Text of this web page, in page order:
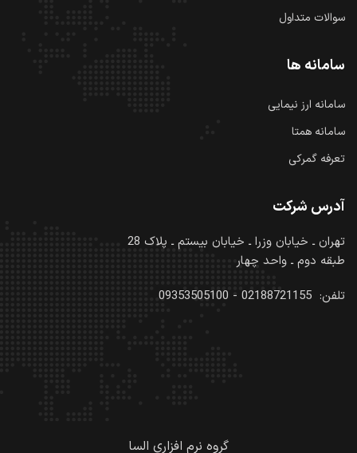
سوالات متداول
سامانه ها
سامانه ارز نیمایی
سامانه همتا
تعرفه گمرکی
آدرس شرکت
تهران ـ خیابان وزرا ـ خیابان بیستم ـ پلاک 28
طبقه دوم ـ واحد چهار
تلفن: 02188721155
-
09353505100
گروه نرم افزاری السا